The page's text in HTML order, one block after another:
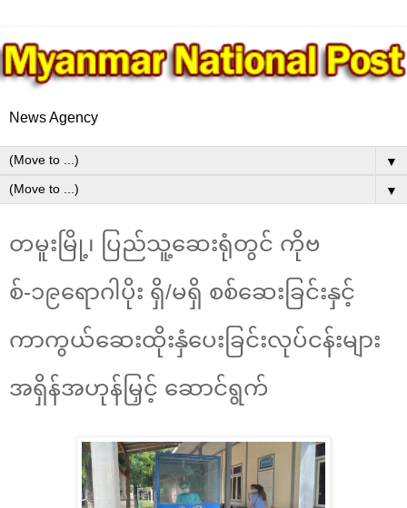
News Agency
▼
▼
တမူးမြို့၊ ပြည်သူ့ဆေးရုံတွင် ကိုဗ
စ်-၁၉ရောဂါပိုး ရှိ/မရှိ စစ်ဆေးခြင်းနှင့်
ကာကွယ်ဆေးထိုးနှံပေးခြင်းလုပ်ငန်းများ
အရှိန်အဟုန်မြှင့် ဆောင်ရွက်